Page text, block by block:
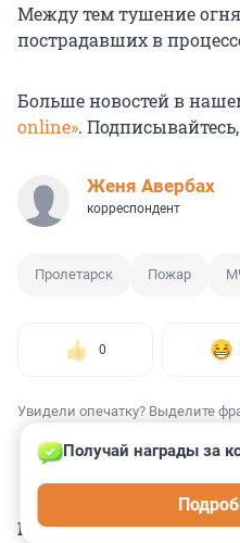
Между тем тушение
пострадавших в
Больше новостей в
online».
Женя Авербах
корреспондент
Пролетарск Пожар
0
Увидели опечатку? Выделите
КОММЕНТАРИИ 11
Получай награды за